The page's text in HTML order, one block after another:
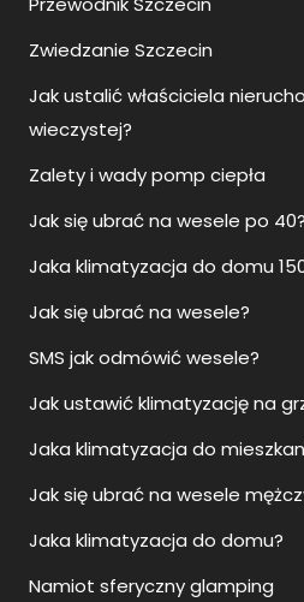
Zwiedzanie Szczecin
Jak ustalić właściciela
wieczystej?
Zalety i wady pomp ciepła
Jak się ubrać na wesele po 40?
Jaka klimatyzacja do domu
Jak się ubrać na wesele?
SMS jak odmówić wesele?
Jak ustawić klimatyzację na
Jaka klimatyzacja do
Jak się ubrać na wesele
Jaka klimatyzacja do domu?
Namiot sferyczny glamping